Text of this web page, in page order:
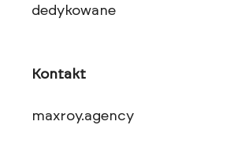
dedykowane
Kontakt
maxroy.agency